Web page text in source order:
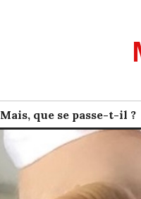
Mais, que se passe-t-il ?